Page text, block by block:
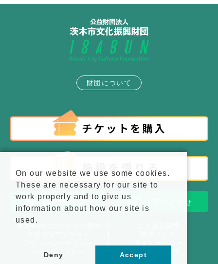
財団について
施設アクセス お問い合わせ
Cookieポリシー
サイトマップ
On our website we use some cookies.
These are necessary for our site to
work properly and to give us
information about how our site is
used.
Deny Accept